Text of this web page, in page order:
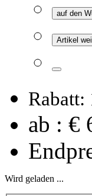
auf den
Artikel
Rabatt:
ab : €
Wird geladen ...